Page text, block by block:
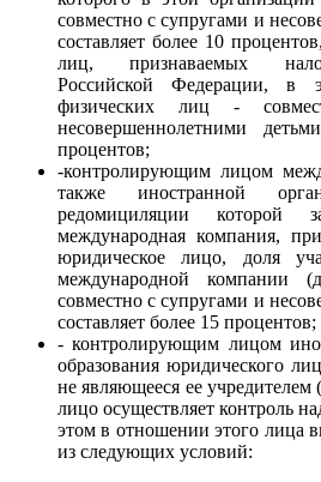
совместно с супругами и
составляет более 10
лиц, признаваемых
Российской Федерации, в
физических лиц -
несовершеннолетними
процентов;
-контролирующим лицом
также иностранной
редомициляции которой
международная компания,
юридическое лицо, доля
международной компании
совместно с супругами и
составляет более 15 процентов;
- контролирующим лицом
образования юридического
не являющееся ее учредителем
лицо осуществляет контроль
этом в отношении этого лица
из следующих условий: